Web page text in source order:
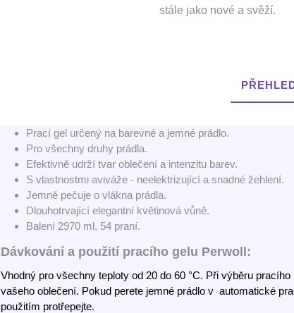
stále jako nové a svěží.
Prací gel určený na barevné a jemné prádlo.
Pro všechny druhy prádla.
Efektivně udrží tvar oblečení a intenzitu barev.
S vlastnostmi aviváže - neelektrizující a snadné žehlení.
Jemně pečuje o vlákna prádla.
Dlouhotrvající elegantní květinová vůně.
Balení 2970 ml, 54 praní.
Dávkování a použití pracího gelu Perwoll:
Vhodný pro všechny teploty od 20 do 60 °C. Při výběru
vašeho oblečení. Pokud perete jemné prádlo v automatické
použitím protřepejte.